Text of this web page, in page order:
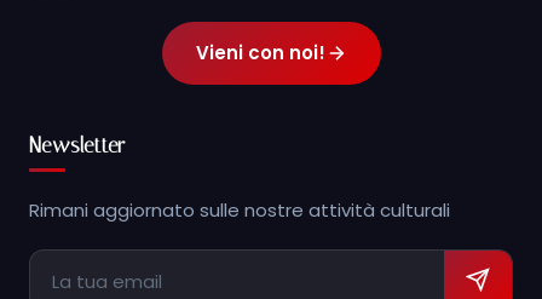
Vieni con noi!
Newsletter
Rimani aggiornato sulle nostre attività culturali